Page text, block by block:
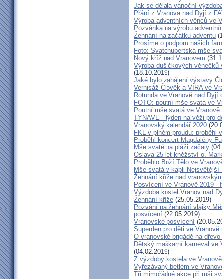
Jak se dělala vánoční
Přání z Vranova nad Dyjí z
Výroba adventních věnců ve
Pozvánka na výrobu
Žehnání na začátku adventu
Prosíme o podporu našich
Foto: Svatohubertská mše
Nový kříž nad Vranovem
Výroba dušičkových
(18.10.2019)
Jaké bylo zahájení výstavy
Vernisáž Člověk a VÍRA ve
Rotunda ve Vranově nad Dyjí
FOTO: poutní mše svatá ve
Poutní mše svatá ve Vranově
TYNAVE - týden na věži pro
Vranovský kalendář 2020
FKL v plném proudu: proběhl
Proběhl koncert Magdalény
Mše svaté na pláži začaly
Oslava 25 let kněžství o.
Proběhlo Boží Tělo ve
Mše svatá v kapli Nejsvětější
Žehnání kříže nad
Posvícení ve Vranově 2019 -
Výzdoba kostel Vranov nad
Žehnání kříže (25.05.2019)
Pozvání na žehnání vlajky
posvícení (22.05.2019)
Vranovské posvícení
Superden pro děti ve Vranově
O vranovské brigádě na
Dětský maškarní karneval ve
(04.02.2019)
Z výzdoby kostela ve
Vyřezávaný betlém ve
Tři mimořádné akce při mši